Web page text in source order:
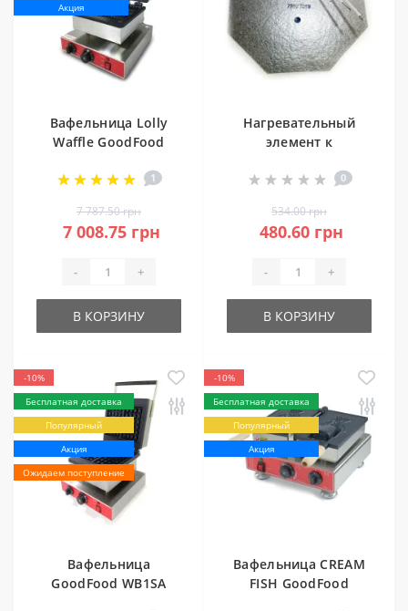
Акция
Вафельница Lolly
Waffle GoodFood
1
7 787.50 грн
7 008.75 грн
- +
В КОРЗИНУ
Нагревательный
элемент к
гонконгской
GoodFood WB1HK
0
534.00 грн
480.60 грн
- +
В КОРЗИНУ
-10%
Бесплатная доставка
Популярный
Акция
Ожидаем поступление
Вафельница
GoodFood WB1SA
-10%
Бесплатная доставка
Популярный
Акция
Вафельница CREAM
FISH GoodFood